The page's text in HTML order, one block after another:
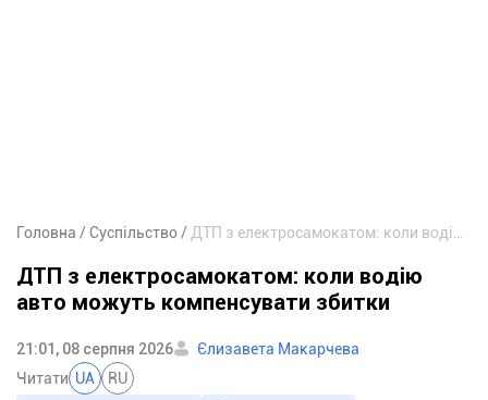
Головна Суспільство
ДТП з електросамокатом: коли водію
авто можуть компенсувати збитки
21:01, 08 серпня 2026
Єлизавета Макарчева
Читати UA RU